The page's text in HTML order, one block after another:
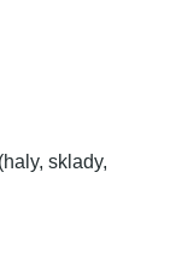
sklady,